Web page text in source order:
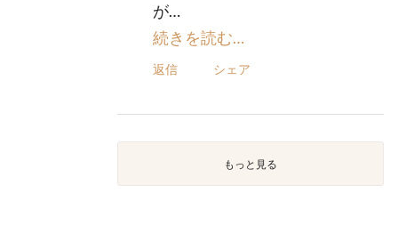
が…
続きを読む…
返信 シェア
もっと見る